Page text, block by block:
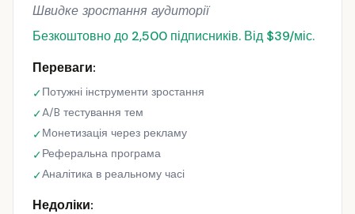
Швидке зростання аудиторії
Безкоштовно до 2,500 підписників. Від $39/міс.
Переваги:
✓Потужні інструменти зростання
✓A/B тестування тем
✓Монетизація через рекламу
✓Реферальна програма
✓Аналітика в реальному часі
Недоліки: